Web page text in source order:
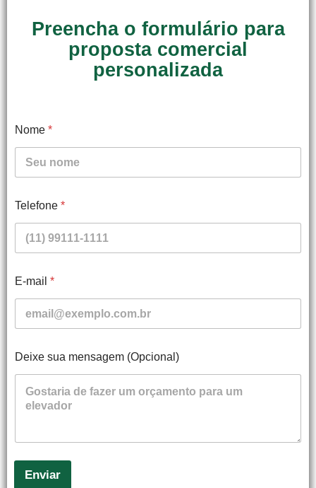
Preencha o formulário para
proposta comercial
personalizada
Nome *
Telefone *
E-mail *
Deixe sua mensagem (Opcional)
Enviar